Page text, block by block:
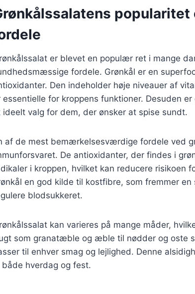
er blevet en populær ret i mange
fordele. Grønkål er en
Den indeholder høje niveauer af
essentielle for kroppens funktioner. Desuden
ideelt valg for dem, der ønsker at spise sundt.
af de mest bemærkelsesværdige fordele ved
De antioxidanter, der findes i
i kroppen, hvilket kan reducere risikoen
en god kilde til kostfibre, som fremmer
blodsukkeret.
kan varieres på mange måder,
som granatæble og æble til nødder og oste
til enhver smag og lejlighed. Denne
hverdag og fest.